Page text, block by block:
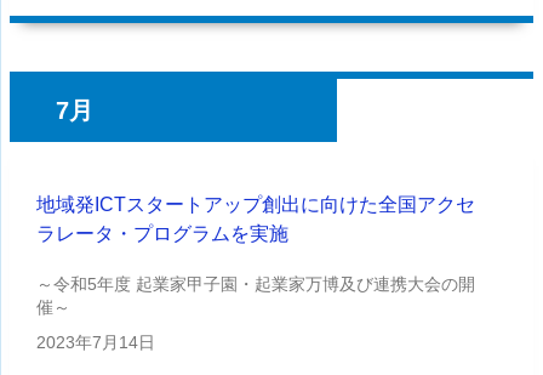
7月
地域発ICTスタートアップ創出に向けた全国アクセ
ラレータ・プログラムを実施
～令和5年度 起業家甲子園・起業家万博及び連携大会の開
催～
2023年7月14日